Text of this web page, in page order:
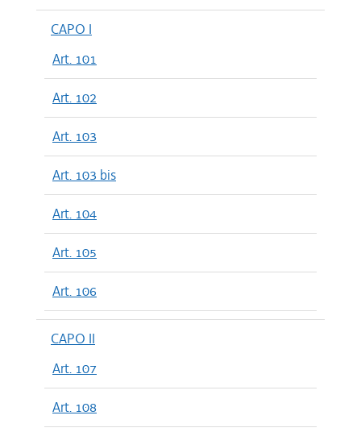
CAPO I
Art. 101
Art. 102
Art. 103
Art. 103 bis
Art. 104
Art. 105
Art. 106
CAPO II
Art. 107
Art. 108